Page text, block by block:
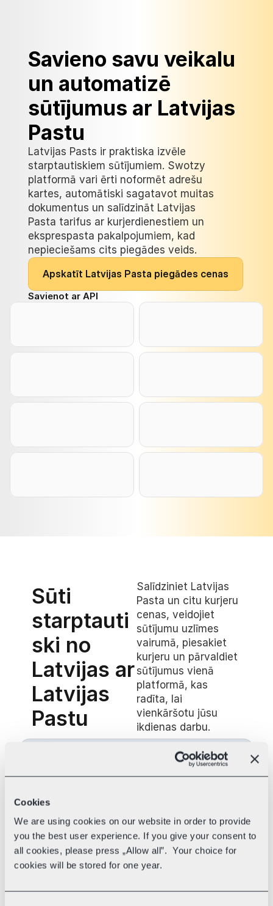
Cookies
We are using cookies on our website in order to provide
you the best user experience. If you give your consent to
all cookies, please press „Allow all”. Your choice for
cookies will be stored for one year.
Savieno savu veikalu
un automatizē
sūtījumus ar Latvijas
Pastu
Latvijas Pasts ir praktiska izvēle
starptautiskiem sūtījumiem. Swotzy
platformā vari ērti noformēt adrešu
kartes, automātiski sagatavot muitas
dokumentus un salīdzināt Latvijas
Pasta tarifus ar kurjerdienestiem un
eksprespasta pakalpojumiem, kad
nepieciešams cits piegādes veids.
Apskatīt Latvijas Pasta piegādes cenas
Savienot ar API
Sūti
starptauti
ski no
Latvijas ar
Latvijas
Pastu
Salīdziniet Latvijas
Pasta un citu kurjeru
cenas, veidojiet
sūtījumu uzlīmes
vairumā, piesakiet
kurjeru un pārvaldiet
sūtījumus vienā
platformā, kas
radīta, lai
vienkāršotu jūsu
ikdienas darbu.
Salīdzini FedEx un citu kurjerdienestu
cenas, lai katram sūtījumam izvēlētos
izdevīgāko piegādes risinājumu.
Bezmaksas kurjera izsaukumi